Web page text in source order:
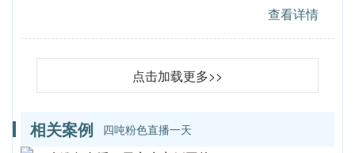
查看详情
点击加载更多>>
相关案例 四吨粉色直播一天